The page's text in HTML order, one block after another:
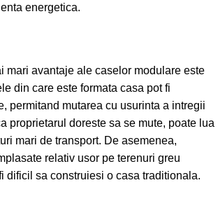
energetica.
mari avantaje ale caselor modulare este
din care este formata casa pot fi
permitand mutarea cu usurinta a intregii
proprietarul doreste sa se mute, poate lua
mari de transport. De asemenea,
relativ usor pe terenuri greu
dificil sa construiesi o casa traditionala.